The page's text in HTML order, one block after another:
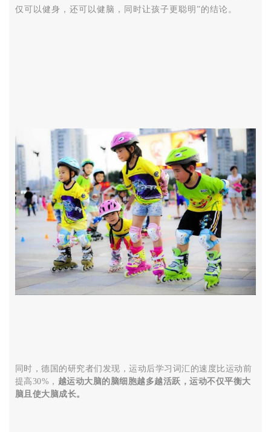
仅可以健身，还可以健脑，同时让孩子更聪明”的结论。
同时，德国的研究者们发现，运动后学习词汇的速度比运动前
提高30%， 越运动大脑的脑细胞越多越活跃，运动不仅平衡大
脑且使大脑成长。